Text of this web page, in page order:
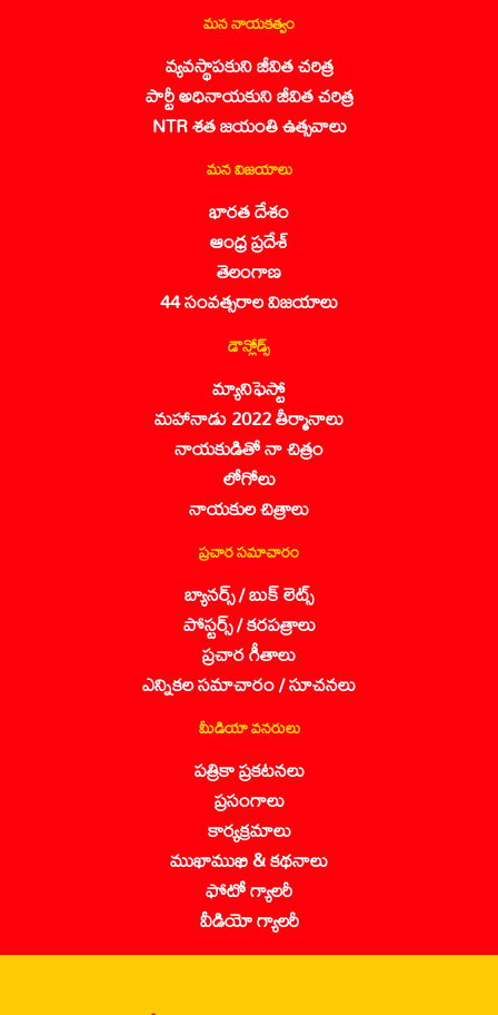
మన నాయకత్వం
వ్యవస్థాపకుని జీవిత చరిత్ర
పార్టీ అధినాయకుని జీవిత చరిత్ర
NTR శత జయంతి ఉత్సవాలు
మన విజయాలు
భారత దేశం
ఆంధ్ర ప్రదేశ్
తెలంగాణ
44 సంవత్సరాల విజయాలు
డౌన్లోడ్స్
మ్యానిఫెస్టో
మహానాడు 2022 తీర్మానాలు
నాయకుడితో నా చిత్రం
లోగోలు
నాయకుల చిత్రాలు
ప్రచార సమాచారం
బ్యానర్స్ / బుక్ లెట్స్
పోస్టర్స్ / కరపత్రాలు
ప్రచార గీతాలు
ఎన్నికల సమాచారం / సూచనలు
మీడియా వనరులు
పత్రికా ప్రకటనలు
ప్రసంగాలు
కార్యక్రమాలు
ముఖాముఖి & కథనాలు
ఫోటో గ్యాలరీ
వీడియో గ్యాలరీ